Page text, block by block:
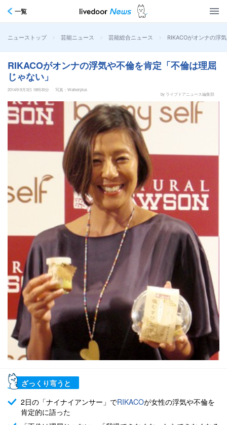
一覧
ニューストップ > 芸能ニュース > 芸能総合ニュース > RIKACOがオンナの浮
RIKACOがオンナの浮気や不倫を肯定「不倫は理屈
じゃない」
2014年9月3日 18時30分
写真：Walkerplus
by ライブドアニュース編集部
ざっくり言うと
2日の「ナイナイアンサー」でRIKACOが女性の浮気や不倫を
肯定的に語った